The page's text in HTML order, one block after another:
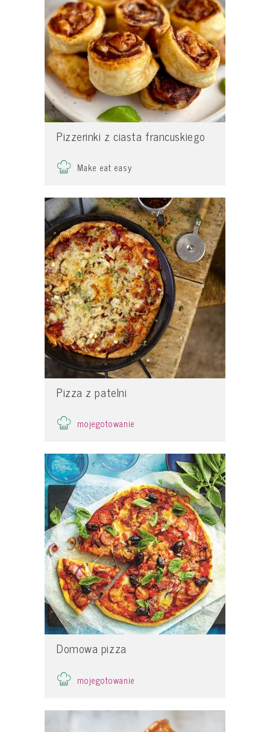
Pizzerinki z ciasta francuskiego
Make eat easy
Pizza z patelni
mojegotowanie
Domowa pizza
mojegotowanie